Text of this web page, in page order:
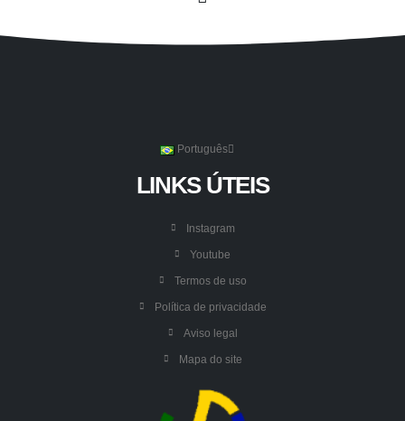
Português
LINKS ÚTEIS
Instagram
Youtube
Termos de uso
Política de privacidade
Aviso legal
Mapa do site